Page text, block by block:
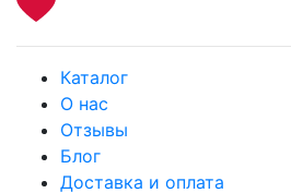
Каталог
О нас
Отзывы
Блог
Доставка и оплата